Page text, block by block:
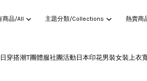
商品/All 主題分類/Collections 熱賣商
穿搭潮T團體服社團活動日本印花男裝女裝上衣